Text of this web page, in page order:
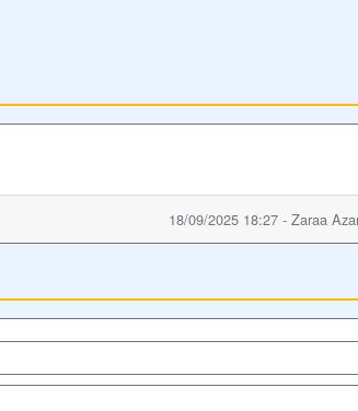
18/09/2025 18:27 - Zaraa